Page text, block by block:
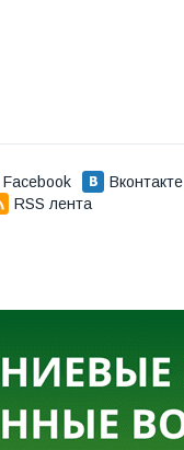
Facebook Вконтакте
RSS лента